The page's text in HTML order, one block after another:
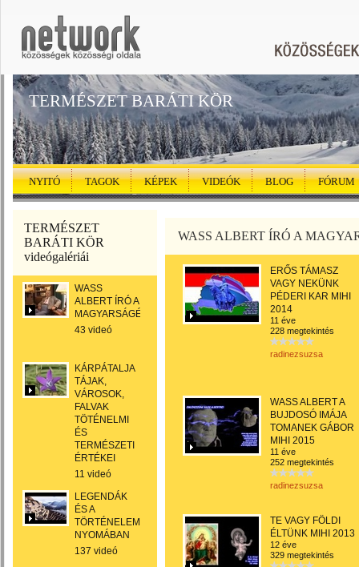
TERMÉSZET BARÁTI KÖR
NYITÓ TAGOK KÉPEK VIDEÓK BLOG FÓRUM
TERMÉSZET
BARÁTI KÖR
videógalériái
WASS
ALBERT ÍRÓ A
MAGYARSÁGÉRT
43 videó
KÁRPÁTALJA
TÁJAK,
VÁROSOK,
FALVAK
TÖTÉNELMI
ÉS
TERMÉSZETI
ÉRTÉKEI
11 videó
LEGENDÁK
ÉS A
TÖRTÉNELEM
NYOMÁBAN
137 videó
WASS ALBERT ÍRÓ A
ERŐS TÁMASZ
VAGY NEKÜNK
PÉDERI KAR MIHI
2014
11 éve
228 megtekintés
radinezsuzsa
WASS ALBERT A
BUJDOSÓ IMÁJA
TOMANEK GÁBOR
MIHI 2015
11 éve
252 megtekintés
radinezsuzsa
TE VAGY FÖLDI
ÉLTÜNK MIHI 2013
12 éve
329 megtekintés